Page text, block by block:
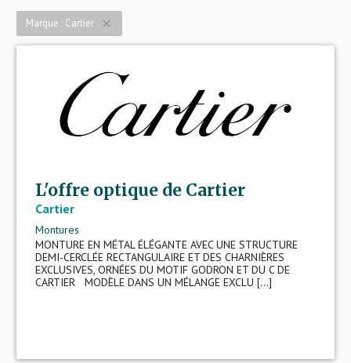
Marque : Cartier close
L'offre optique de Cartier
Cartier
Montures
MONTURE EN MÉTAL ÉLÉGANTE AVEC UNE STRUCTURE
DEMI-CERCLÉE RECTANGULAIRE ET DES CHARNIÈRES
EXCLUSIVES, ORNÉES DU MOTIF GODRON ET DU C DE
CARTIER MODÈLE DANS UN MÉLANGE EXCLU [...]